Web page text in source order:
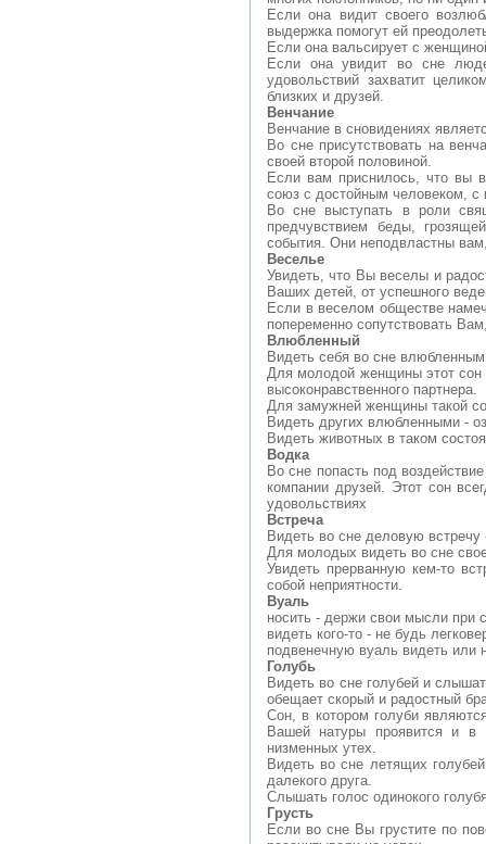
Если она видит своего
выдержка помогут ей
Если она вальсирует с
Если она увидит во сне
удовольствий захватит
близких и друзей.
Венчание
Венчание в сновидениях
Во сне присутствовать на
своей второй половиной.
Если вам приснилось, что вы
союз с достойным человеком, с
Во сне выступать в роли
предчувствием беды,
события. Они неподвластны
Веселье
Увидеть, что Вы веселы и
Ваших детей, от успешного
Если в веселом обществе
попеременно сопутствовать
Влюбленный
Видеть себя во сне влюбленным
Для молодой женщины этот сон
высоконравственного партнера.
Для замужней женщины такой
Видеть других влюбленными -
Видеть животных в таком
Водка
Во сне попасть под
компании друзей. Этот сон
удовольствиях
Встреча
Видеть во сне деловую встречу
Для молодых видеть во сне
Увидеть прерванную кем-то
собой неприятности.
Вуаль
носить - держи свои мысли при
видеть кого-то - не будь
подвенечную вуаль видеть или
Голубь
Видеть во сне голубей и
обещает скорый и радостный
Сон, в котором голуби
Вашей натуры проявится и в
низменных утех.
Видеть во сне летящих
далекого друга.
Слышать голос одинокого
Грусть
Если во сне Вы грустите по